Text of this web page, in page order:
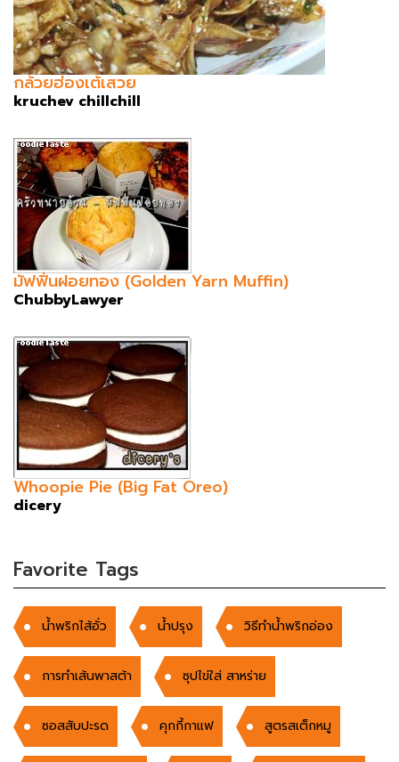
กล้วยฮ่องเต้เสวย
kruchev chillchill
มัฟฟิ่นฝอยทอง (Golden Yarn Muffin)
ChubbyLawyer
Whoopie Pie (Big Fat Oreo)
dicery
Favorite Tags
น้ำพริกไส้อั่ว น้ำปรุง วิธีทำน้ำพริกอ่อง
การทำเส้นพาสต้า ซุปไข่ใส่ สาหร่าย
ซอสสับปะรด คุกกี้กาแฟ สูตรสเต็กหมู